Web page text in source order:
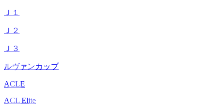
Ｊ１
Ｊ２
Ｊ３
ルヴァンカップ
ACLE
ACL Elite